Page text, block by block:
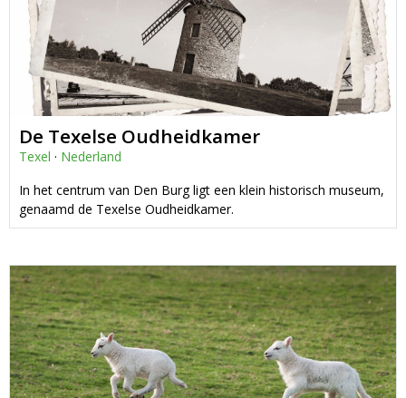
De Texelse Oudheidkamer
Texel · Nederland
In het centrum van Den Burg ligt een klein historisch museum,
genaamd de Texelse Oudheidkamer.